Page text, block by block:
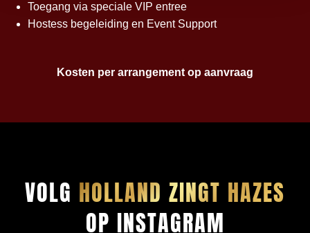
Toegang via speciale VIP entree
Hostess begeleiding en Event Support
Kosten per arrangement op aanvraag
VOLG HOLLAND ZINGT HAZES
OP INSTAGRAM